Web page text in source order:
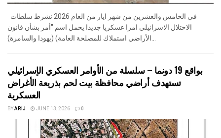
الاحتلال الاسرائيلي امرا عسكريا جديدا يحمل اسم "أمر بشأن قانون
بواقع 19 دونما – سلسلة من الأوامر العسكري الإسرائيلي
تستهدف أراضي محافظة بيت لحم بذريعة الأغراض
العسكرية
BYARIJ JUNE 13, 2026 0